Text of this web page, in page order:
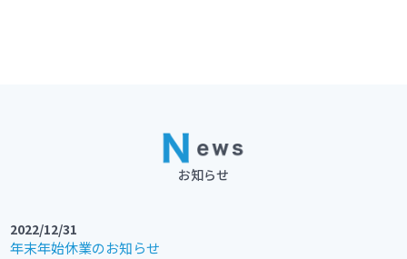
お知らせ
2022/12/31
年末年始休業のお知らせ